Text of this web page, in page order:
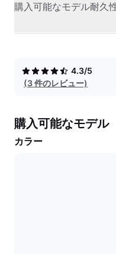
購入可能なモデル耐久
4.3/5
(3 件のレビュー)
購入可能なモデル
カラー